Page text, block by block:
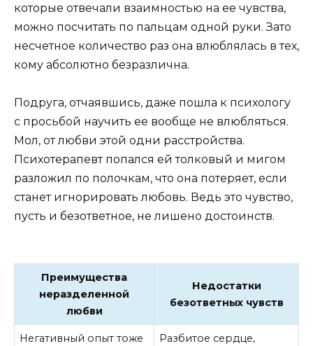
которые отвечали взаимностью на ее чувства,
можно посчитать по пальцам одной руки. Зато
несчетное количество раз она влюблялась в тех,
кому абсолютно безразлична.
Подруга, отчаявшись, даже пошла к психологу
с просьбой научить ее вообще не влюбляться.
Мол, от любви этой одни расстройства.
Психотерапевт попался ей толковый и мигом
разложил по полочкам, что она потеряет, если
станет игнорировать любовь. Ведь это чувство,
пусть и безответное, не лишено достоинств.
Преимущества
неразделенной
любви
Недостатки
безответных чувств
Негативный опыт тоже
Разбитое сердце,